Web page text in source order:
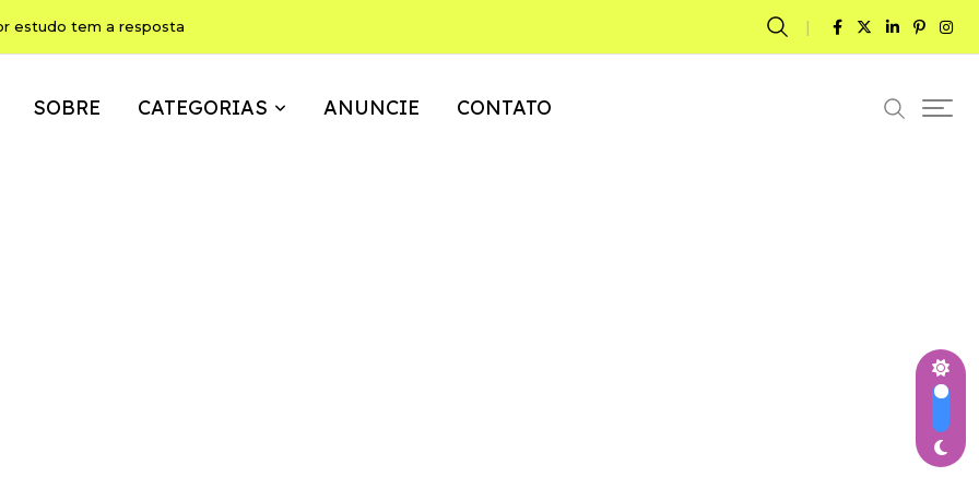
estudo tem a resposta
SOBRE CATEGORIAS ANUNCIE CONTATO